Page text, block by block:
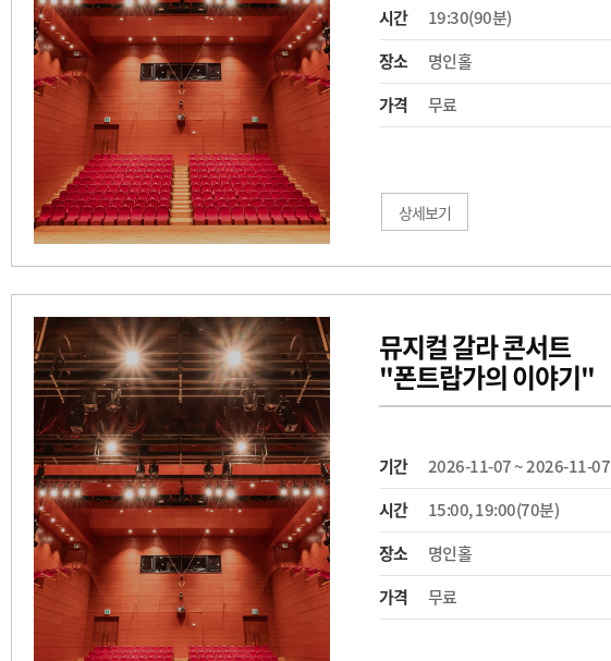
시간
19:30(90분)
장소
명인홀
가격
무료
상세보기
뮤지컬 갈라 콘서트
"폰트랍가의 이야기"
기간
2026-11-07 ~ 2026-11-07
시간
15:00, 19:00(70분)
장소
명인홀
가격
무료